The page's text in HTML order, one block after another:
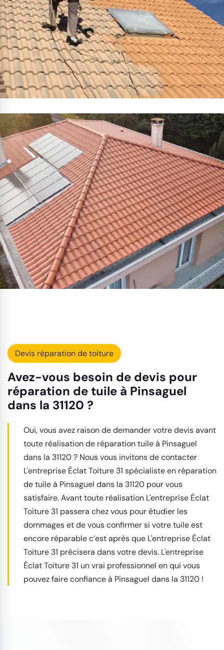
Devis réparation de toiture
Avez-vous besoin de devis pour
réparation de tuile à Pinsaguel
dans la 31120 ?
Oui, vous avez raison de demander votre devis avant
toute réalisation de réparation tuile à Pinsaguel
dans la 31120 ? Nous vous invitons de contacter
L'entreprise Éclat Toiture 31 spécialiste en réparation
de tuile à Pinsaguel dans la 31120 pour vous
satisfaire. Avant toute réalisation L'entreprise Éclat
Toiture 31 passera chez vous pour étudier les
dommages et de vous confirmer si votre tuile est
encore réparable c’est après que L'entreprise Éclat
Toiture 31 précisera dans votre devis. L'entreprise
Éclat Toiture 31 un vrai professionnel en qui vous
pouvez faire confiance à Pinsaguel dans la 31120 !